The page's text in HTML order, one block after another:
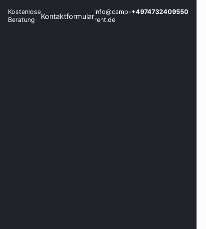
Kostenlose
Beratung
Kontaktformularinfo@camp-
rent.de
+4974732409550